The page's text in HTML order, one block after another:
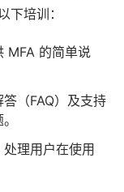
下培训：
MFA 的简单说
（FAQ）及支持
理用户在使用